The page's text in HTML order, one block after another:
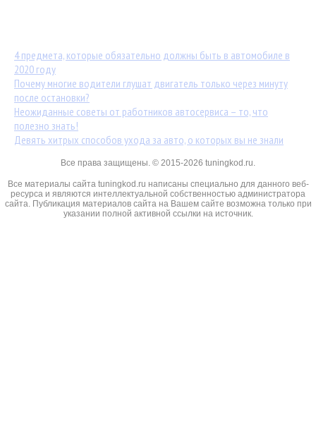
4 предмета, которые обязательно должны быть в автомобиле в
2020 году
Почему многие водители глушат двигатель только через минуту
после остановки?
Неожиданные советы от работников автосервиса – то, что
полезно знать!
Девять хитрых способов ухода за авто, о которых вы не знали
Все права защищены. © 2015-2026 tuningkod.ru.
Все материалы сайта tuningkod.ru написаны специально для данного веб-
ресурса и являются интеллектуальной собственностью администратора
сайта. Публикация материалов сайта на Вашем сайте возможна только при
указании полной активной ссылки на источник.